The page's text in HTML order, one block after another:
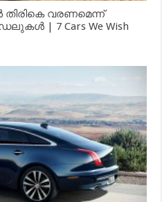
തിരികെ വരണമെന്ന്
| 7 Cars We Wish